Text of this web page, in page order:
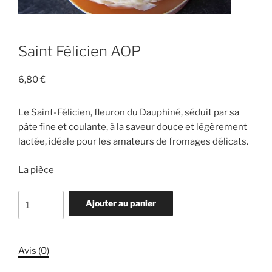
Saint Félicien AOP
6,80€
Le Saint-Félicien, fleuron du Dauphiné, séduit par sa
pâte fine et coulante, à la saveur douce et légèrement
lactée, idéale pour les amateurs de fromages délicats.
La pièce
de
AOP
Ajouter au panier
Avis (0)